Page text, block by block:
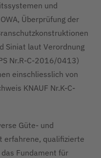
und
Überprüfung der
Siniat laut Verordnung
Nr.R-C-2016/0413)
einschliesslich von
KNAUF Nr.K-C-
Güte- und
erfahrene, qualifizierte
Fundament für